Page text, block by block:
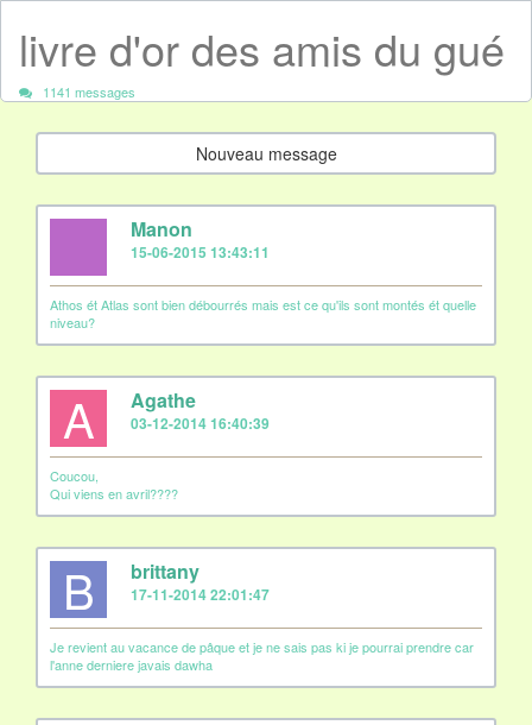
livre d'or des amis du gué
1141 messages
Nouveau message
Manon
15-06-2015 13:43:11
Athos ét Atlas sont bien débourrés mais est ce qu'ils sont montés ét quelle
niveau?
A Agathe
03-12-2014 16:40:39
Coucou,
Qui viens en avril????
B brittany
17-11-2014 22:01:47
Je revient au vacance de pâque et je ne sais pas ki je pourrai prendre car
l'anne derniere javais dawha